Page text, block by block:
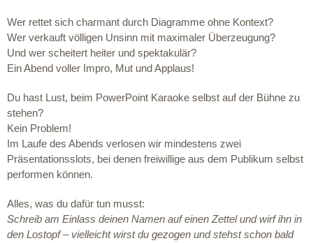
Wer rettet sich charmant durch Diagramme ohne Kontext?
Wer verkauft völligen Unsinn mit maximaler Überzeugung?
Und wer scheitert heiter und spektakulär?
Ein Abend voller Impro, Mut und Applaus!
Du hast Lust, beim PowerPoint Karaoke selbst auf der Bühne zu
stehen?
Kein Problem!
Im Laufe des Abends verlosen wir mindestens zwei
Präsentationsslots, bei denen freiwillige aus dem Publikum selbst
performen können.
Alles, was du dafür tun musst:
Schreib am Einlass deinen Namen auf einen Zettel und wirf ihn in
den Lostopf – vielleicht wirst du gezogen und stehst schon bald